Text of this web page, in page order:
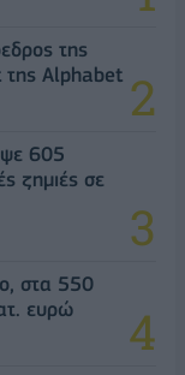
της
της Alphabet
605
ζημιές σε
στα 550
ευρώ